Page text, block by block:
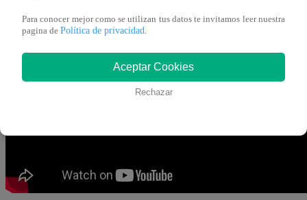
‘Checho’ Ibarra, en esta ocasión contó con la
feminicidios que se han dado en lo que va del año en el
Para conocer mejor como se utilizan tus datos te invitamos leer nuestra
pagina de Política de privacidad.
Aceptar Cookies
Rechazar